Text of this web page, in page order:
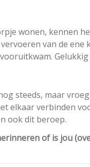
wonen, kennen
van de
steeds, maar
elkaar verbinden
ook dit beroep.
of is jou